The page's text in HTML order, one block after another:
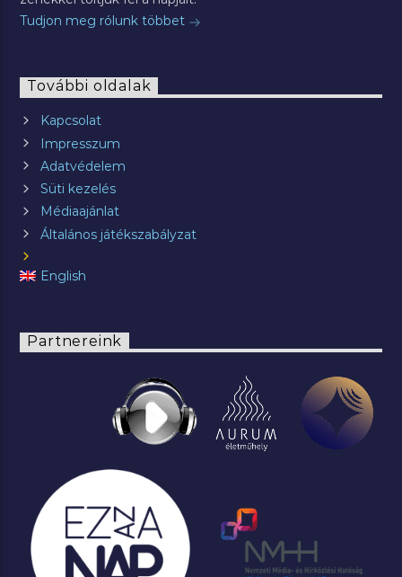
Tudjon meg rólunk többet
További oldalak
Kapcsolat
Impresszum
Adatvédelem
Süti kezelés
Médiaajánlat
Általános játékszabályzat
English
Partnereink